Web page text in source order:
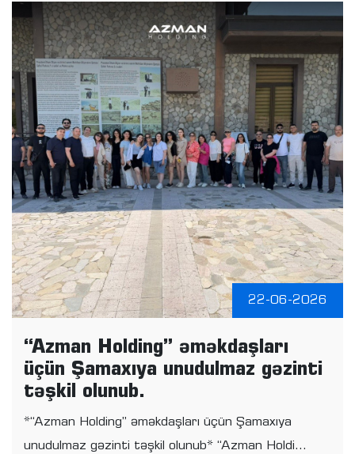
22-06-2026
“Azman Holding” əməkdaşları
üçün Şamaxıya unudulmaz gəzinti
təşkil olunub.
*“Azman Holding” əməkdaşları üçün Şamaxıya
unudulmaz gəzinti təşkil olunub* “Azman Holdi...